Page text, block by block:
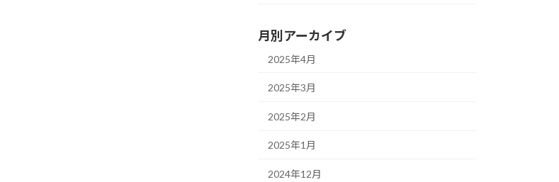
月別アーカイブ
2025年4月
2025年3月
2025年2月
2025年1月
2024年12月